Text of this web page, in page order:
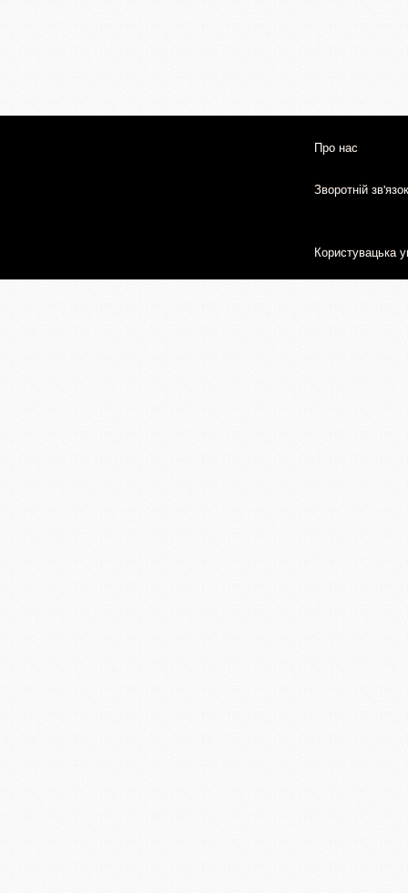
Про нас
Зворотній зв'язок
Користувацька